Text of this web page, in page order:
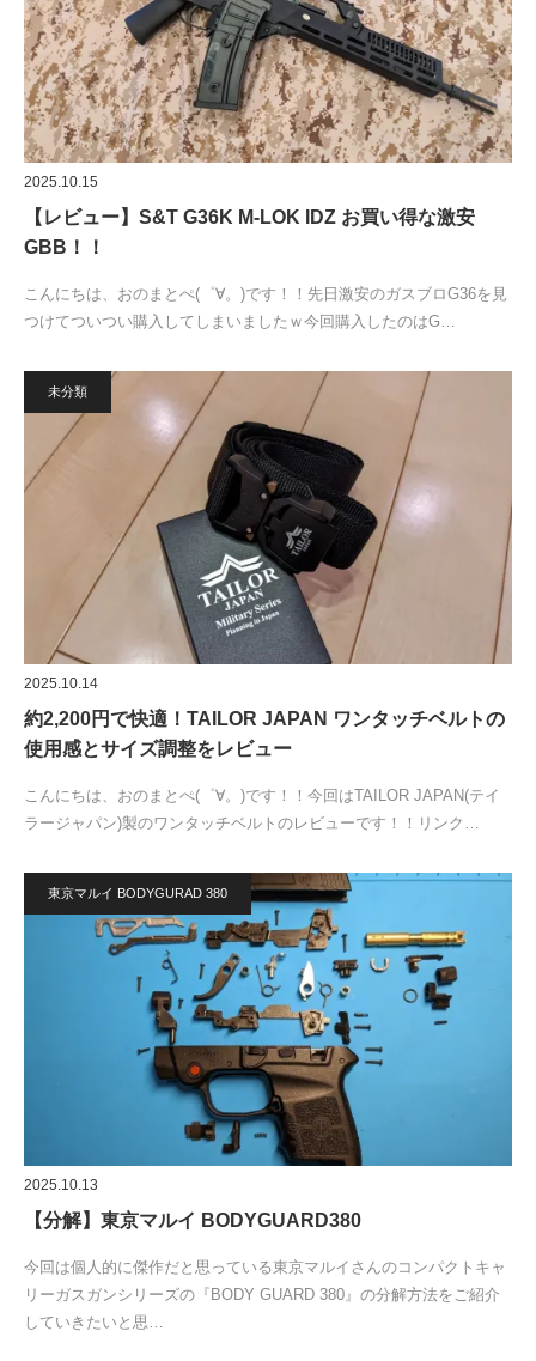
2025.10.15
【レビュー】S&T G36K M-LOK IDZ お買い得な激安
GBB！！
こんにちは、おのまとぺ(゜∀。)です！！先日激安のガスブロG36を見
つけてついつい購入してしまいましたｗ今回購入したのはG…
未分類
2025.10.14
約2,200円で快適！TAILOR JAPAN ワンタッチベルトの
使用感とサイズ調整をレビュー
こんにちは、おのまとぺ(゜∀。)です！！今回はTAILOR JAPAN(テイ
ラージャパン)製のワンタッチベルトのレビューです！！リンク…
東京マルイ BODYGURAD 380
2025.10.13
【分解】東京マルイ BODYGUARD380
今回は個人的に傑作だと思っている東京マルイさんのコンパクトキャ
リーガスガンシリーズの『BODY GUARD 380』の分解方法をご紹介
していきたいと思…